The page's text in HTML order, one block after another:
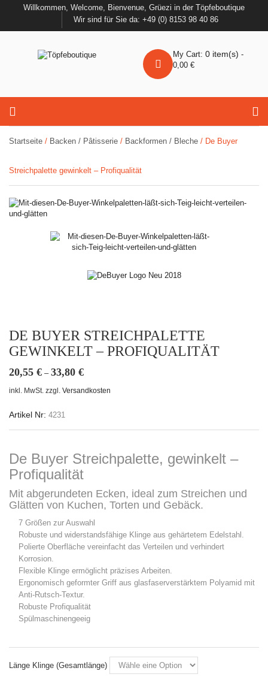
Willkommen, Welcome, Bienvenue, Grüezi in der Töpfeboutique
Wir sind für Sie da: +49 (0) 8153 98 40 86
My Cart: 0 item(s) -
0,00 €
Startseite / Backen / Pâtisserie / Backformen / Bleche / De Buyer
Streichpalette gewinkelt – Profiqualität
DE BUYER STREICHPALETTE
GEWINKELT – PROFIQUALITÄT
20,55 € – 33,80 €
inkl. MwSt. zzgl. Versandkosten
Artikel Nr: 4231
De Buyer Streichpalette, gewinkelt –
Profiqualität
Mit abgerundeten Ecken, ideal zum Streichen und
Glätten von Kuchen, Torten und Gebäck.
7 Größen zur Auswahl
Robuste und widerstandsfähige Klinge aus gehärtetem Edelstahl.
Polierte Oberfläche vereinfacht das Verteilen und verhindert
Korrosion.
Flexible Klinge ermöglicht präzises Arbeiten.
Ergonomisch geformter Griff aus glasfaserverstärktem Polyamid mit
Anti-Rutsch-Textur.
Robuste Profiqualität
Spülmaschinengeeig
Länge Klinge (Gesamtlänge)